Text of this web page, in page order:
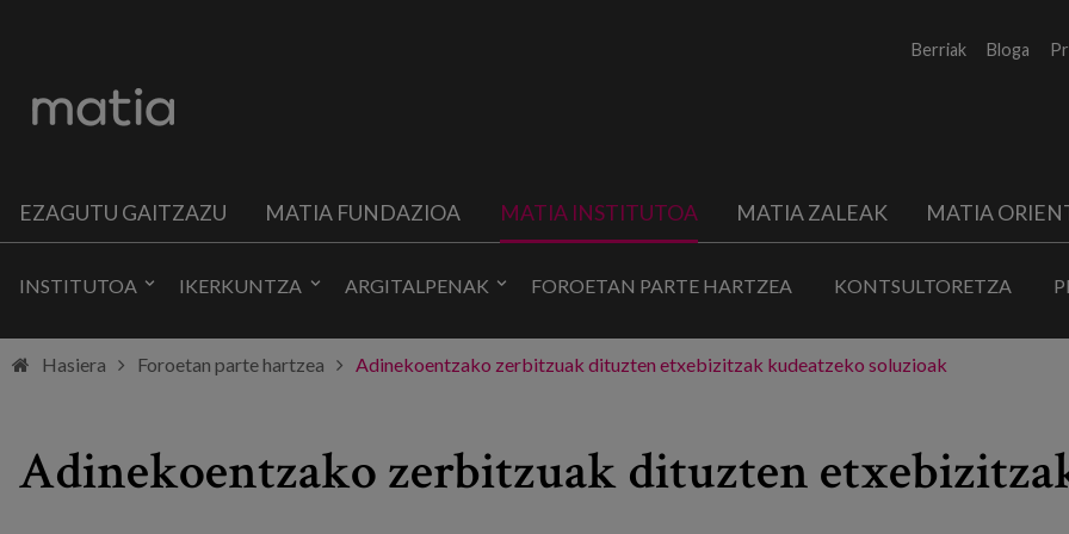
Berriak Bloga
EZAGUTU GAITZAZU MATIA FUNDAZIOA MATIA INSTITUTOA MATIA ZALEAK MATIA
INSTITUTOA IKERKUNTZA ARGITALPENAK FOROETAN PARTE HARTZEA KONTSULTORETZA
Hasiera Foroetan parte hartzea Adinekoentzako zerbitzuak dituzten etxebizitzak kudeatzeko soluzioak
Adinekoentzako zerbitzuak dituzten